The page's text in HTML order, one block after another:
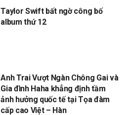
Taylor Swift bất ngờ công bố
album thứ 12
Anh Trai Vượt Ngàn Chông Gai và
Gia đình Haha khẳng định tầm
ảnh hưởng quốc tế tại Tọa đàm
cấp cao Việt – Hàn